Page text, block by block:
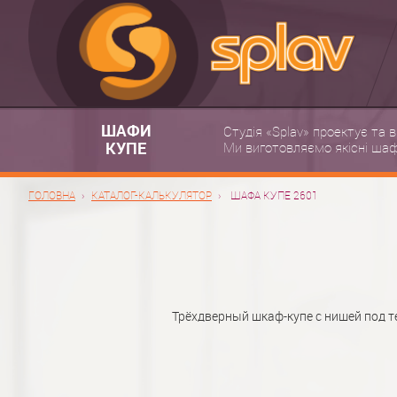
ШАФИ
КУПЕ
Студія «Splav» проектує
Ми виготовляємо якісні
ГОЛОВНА КАТАЛОГ-КАЛЬКУЛЯТОР ШАФА КУПЕ 2601
Трёхдверный шкаф-купе с нишей под